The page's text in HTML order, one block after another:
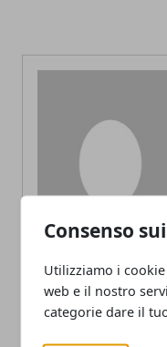
Consenso
Utilizziamo i
web e il nostro
categorie dare il
ARTICOLI CORRELATI